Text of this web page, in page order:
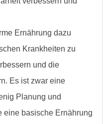
Ernährung dazu
Krankheiten zu
und die
Es ist zwar eine
Planung und
eine basische Ernährung